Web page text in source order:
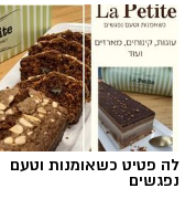
תגים:חדשות רמת גן
לה פטיט כשאומנות וטעם
נפגשים